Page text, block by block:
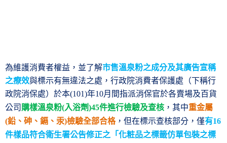
為維護消費者權益，並了解市售溫泉粉之成分及其廣告宣稱
之療效與標示有無違法之處，行政院消費者保護處（下稱行
政院消保處）於本(101)年10月間指派消保官於各賣場及百貨
公司購樣溫泉粉(入浴劑)45件進行檢驗及查核 ，其中重金屬
(鉛、砷、鎘、汞)檢驗全部合格，但在標示查核部分，僅有16
件樣品符合衛生署公告修正之「化粧品之標籤仿單包裝之標